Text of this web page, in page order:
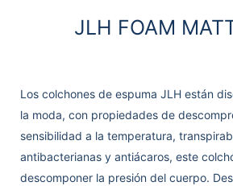
JLH FOAM
Los colchones de espuma JLH están
la moda, con propiedades de
sensibilidad a la temperatura,
antibacterianas y antiácaros, este
descomponer la presión del cuerpo.